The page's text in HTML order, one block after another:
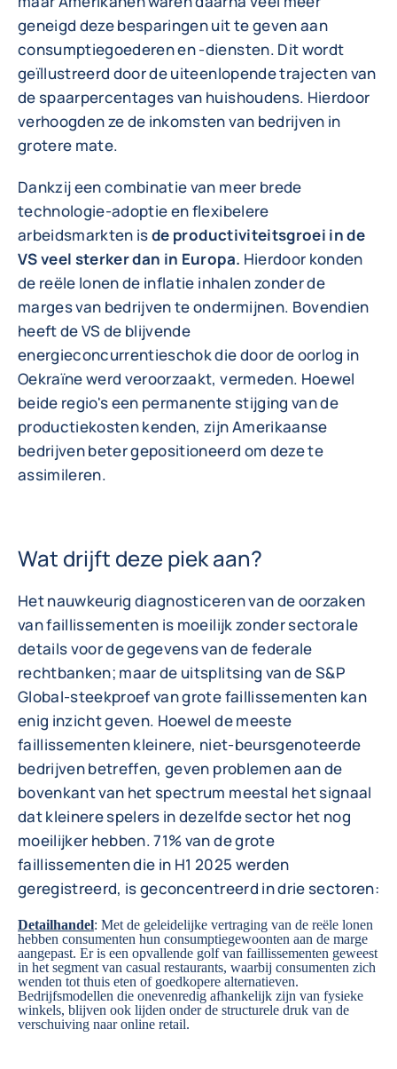
geneigd deze besparingen uit te geven aan
consumptiegoederen en -diensten. Dit wordt
geïllustreerd door de uiteenlopende trajecten van
de spaarpercentages van huishoudens. Hierdoor
verhoogden ze de inkomsten van bedrijven in
grotere mate.
Dankzij een combinatie van meer brede
technologie-adoptie en flexibelere
arbeidsmarkten isde productiviteitsgroei in de
VS veel sterker dan in Europa. Hierdoor konden
de reële lonen de inflatie inhalen zonder de
marges van bedrijven te ondermijnen. Bovendien
heeft de VS de blijvende
energieconcurrentieschok die door de oorlog in
Oekraïne werd veroorzaakt, vermeden. Hoewel
beide regio's een permanente stijging van de
productiekosten kenden, zijn Amerikaanse
bedrijven beter gepositioneerd om deze te
assimileren.
Wat drijft deze piek aan?
Het nauwkeurig diagnosticeren van de oorzaken
van faillissementen is moeilijk zonder sectorale
details voor de gegevens van de federale
rechtbanken; maar de uitsplitsing van de S&P
Global-steekproef van grote faillissementen kan
enig inzicht geven. Hoewel de meeste
faillissementen kleinere, niet-beursgenoteerde
bedrijven betreffen, geven problemen aan de
bovenkant van het spectrum meestal het signaal
dat kleinere spelers in dezelfde sector het nog
moeilijker hebben. 71% van de grote
faillissementen die in H1 2025 werden
geregistreerd, is geconcentreerd in drie sectoren:
Detailhandel: Met de geleidelijke vertraging van de reële lonen
hebben consumenten hun consumptiegewoonten aan de marge
aangepast. Er is een opvallende golf van faillissementen geweest
in het segment van casual restaurants, waarbij consumenten zich
wenden tot thuis eten of goedkopere alternatieven.
Bedrijfsmodellen die onevenredig afhankelijk zijn van fysieke
winkels, blijven ook lijden onder de structurele druk van de
verschuiving naar online retail.